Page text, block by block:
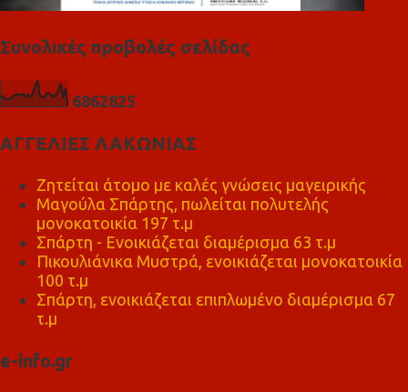
Συνολικές προβολές σελίδας
6862825
ΑΓΓΕΛΙΕΣ ΛΑΚΩΝΙΑΣ
Ζητείται άτομο με καλές γνώσεις μαγειρικής
Μαγούλα Σπάρτης, πωλείται πολυτελής
μονοκατοικία 197 τ.μ
Σπάρτη - Ενοικιάζεται διαμέρισμα 63 τ.μ
Πικουλιάνικα Μυστρά, ενοικιάζεται μονοκατοικία
100 τ.μ
Σπάρτη, ενοικιάζεται επιπλωμένο διαμέρισμα 67
τ.μ
e-info.gr